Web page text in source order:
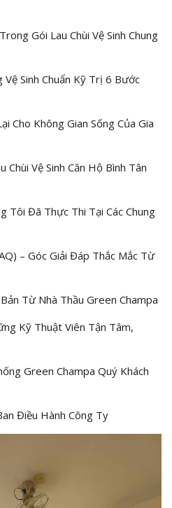
Gói Lau Chùi Vệ Sinh Chung
Sinh Chuẩn Kỹ Trị 6 Bước
Cho Không Gian Sống Của Gia
Chùi Vệ Sinh Căn Hộ Bình Tân
Tôi Đã Thực Thi Tại Các Chung
– Góc Giải Đáp Thắc Mắc Từ
Từ Nhà Thầu Green Champa
Kỹ Thuật Viên Tận Tâm,
Green Champa Quý Khách
Điều Hành Công Ty